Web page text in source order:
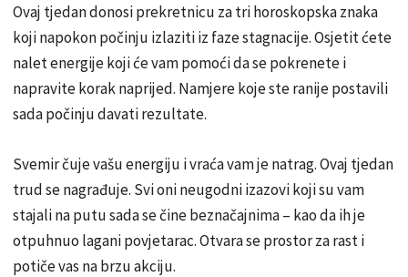
Ovaj tjedan donosi prekretnicu za tri horoskopska znaka
koji napokon počinju izlaziti iz faze stagnacije. Osjetit ćete
nalet energije koji će vam pomoći da se pokrenete i
napravite korak naprijed. Namjere koje ste ranije postavili
sada počinju davati rezultate.
Svemir čuje vašu energiju i vraća vam je natrag. Ovaj tjedan
trud se nagrađuje. Svi oni neugodni izazovi koji su vam
stajali na putu sada se čine beznačajnima – kao da ih je
otpuhnuo lagani povjetarac. Otvara se prostor za rast i
potiče vas na brzu akciju.